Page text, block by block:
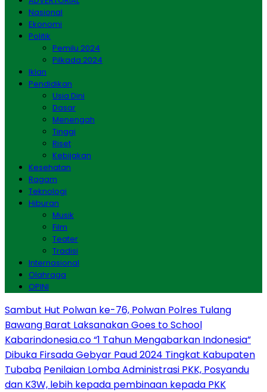
Nasional
Ekonomi
Politik
Pemilu 2024
Pilkada 2024
Iklan
Pendidikan
Usia Dini
Dasar
Menengah
Tinggi
Riset
Kebijakan
Kesehatan
Ragam
Teknologi
Hiburan
Musik
Film
Teater
Tradisi
Internasional
Olahraga
OPINI
Sambut Hut Polwan ke-76, Polwan Polres Tulang
Bawang Barat Laksanakan Goes to School
Kabarindonesia.co “1 Tahun Mengabarkan Indonesia”
Dibuka Firsada Gebyar Paud 2024 Tingkat Kabupaten
Tubaba Penilaian Lomba Administrasi PKK, Posyandu
dan K3W, lebih kepada pembinaan kepada PKK